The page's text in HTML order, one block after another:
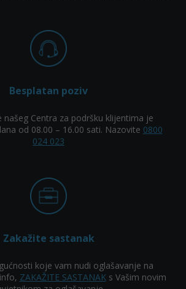
Besplatan poziv
našeg Centra za podršku klijentima je
od 08.00 – 16.00 sati. Nazovite 0800
024 023
Zakažite sastanak
koje vam nudi oglašavanje na
ZAKAŽITE SASTANAKs Vašim novim